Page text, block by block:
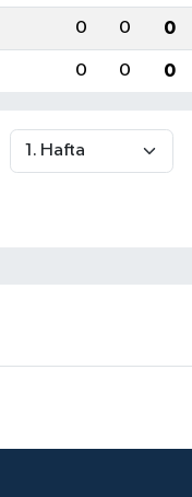
0 0 0
0 0 0